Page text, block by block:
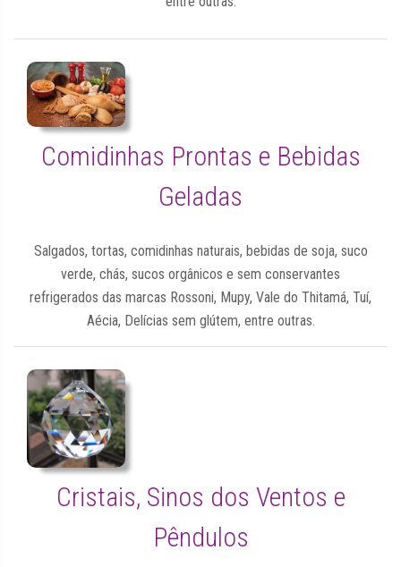
Comidinhas Prontas e Bebidas
Geladas
Salgados, tortas, comidinhas naturais, bebidas de soja, suco
verde, chás, sucos orgânicos e sem conservantes
refrigerados das marcas Rossoni, Mupy, Vale do Thitamá, Tuí,
Aécia, Delícias sem glútem, entre outras.
Cristais, Sinos dos Ventos e
Pêndulos